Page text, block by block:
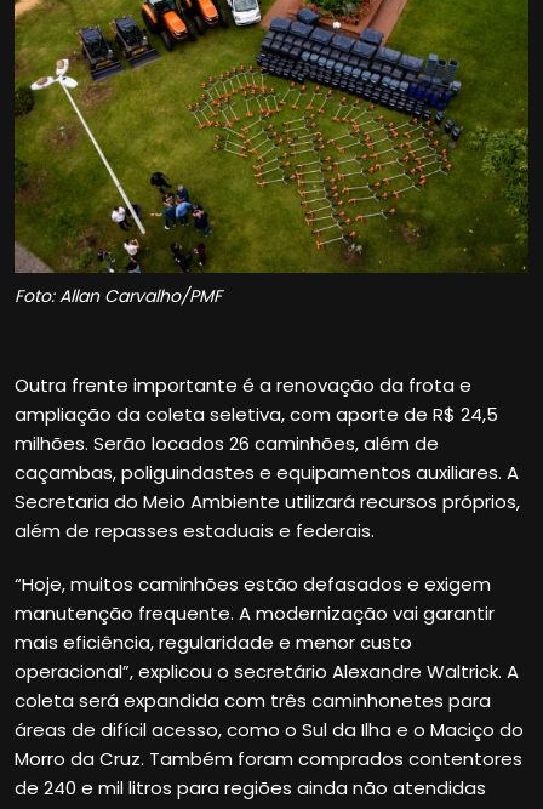
Foto: Allan Carvalho/PMF
Outra frente importante é a renovação da frota e
ampliação da coleta seletiva, com aporte de R$ 24,5
milhões. Serão locados 26 caminhões, além de
caçambas, poliguindastes e equipamentos auxiliares. A
Secretaria do Meio Ambiente utilizará recursos próprios,
além de repasses estaduais e federais.
“Hoje, muitos caminhões estão defasados e exigem
manutenção frequente. A modernização vai garantir
mais eficiência, regularidade e menor custo
operacional”, explicou o secretário Alexandre Waltrick. A
coleta será expandida com três caminhonetes para
áreas de difícil acesso, como o Sul da Ilha e o Maciço do
Morro da Cruz. Também foram comprados contentores
de 240 e mil litros para regiões ainda não atendidas